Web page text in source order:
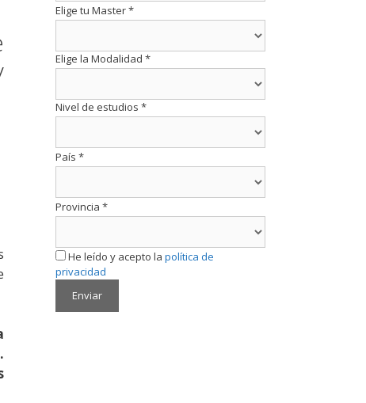
Elige tu Master*
Elige la Modalidad *
Nivel de estudios *
País *
Provincia *
He leído y acepto la política de
privacidad